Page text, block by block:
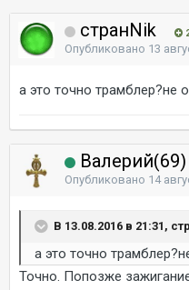
странNik
Опубликовано 13
а это точно трамблер?не
Валерий(69)
Опубликовано 14
В 13.08.2016 в 21:31,
а это точно
Точно. Попозже